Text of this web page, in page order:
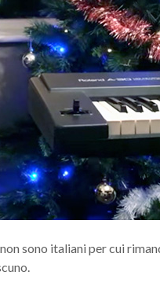
sono italiani per cui